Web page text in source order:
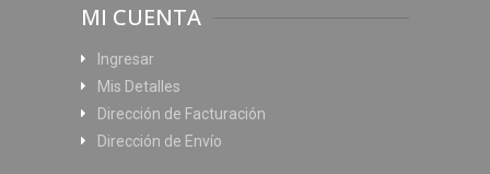
MI CUENTA
Ingresar
Mis Detalles
Dirección de Facturación
Dirección de Envío